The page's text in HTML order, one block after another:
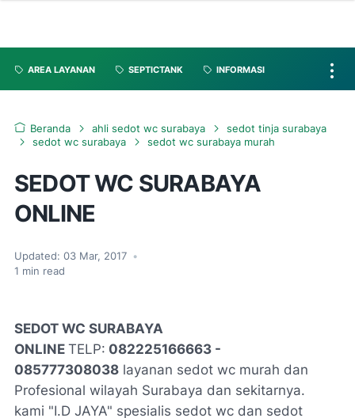
AREA LAYANAN SEPTICTANK INFORMASI
Beranda ahli sedot wc surabaya
sedot tinja surabaya
sedot wc surabaya
sedot wc surabaya murah
SEDOT WC SURABAYA
ONLINE
Updated: 03 Mar, 2017 •
1 min read
SEDOT WC SURABAYA
ONLINE TELP: 082225166663 -
085777308038 layanan sedot wc murah dan
Profesional wilayah Surabaya dan sekitarnya.
kami "I.D JAYA" spesialis sedot wc dan sedot